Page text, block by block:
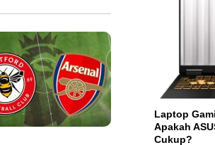
Laptop
Apakah
Cukup?